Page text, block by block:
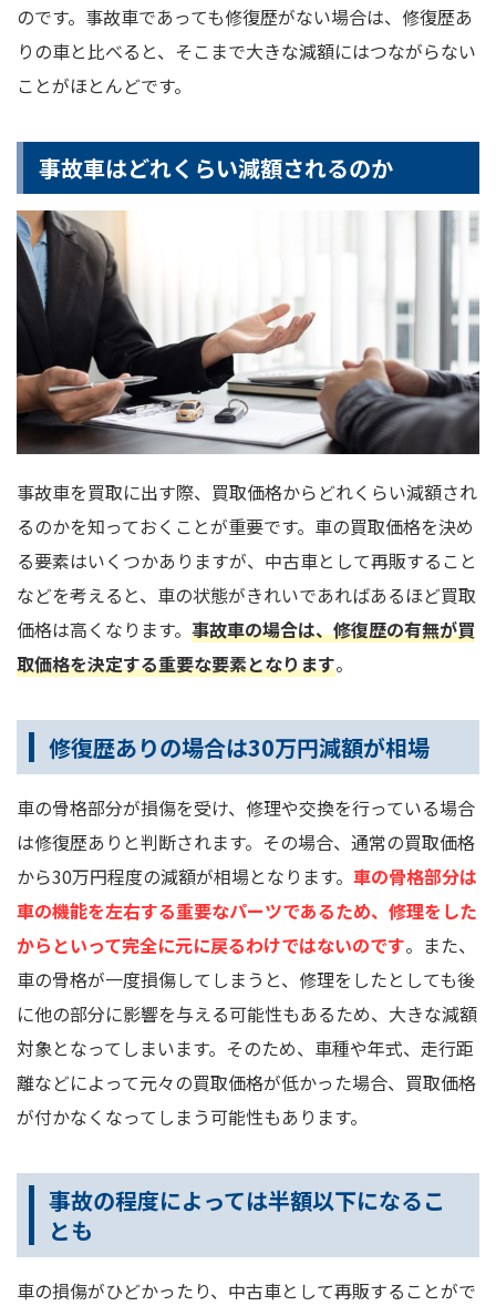
のです。事故車であっても修復歴がない場合は、修復歴あ
りの車と比べると、そこまで大きな減額にはつながらない
ことがほとんどです。
事故車はどれくらい減額されるのか
事故車を買取に出す際、買取価格からどれくらい減額され
るのかを知っておくことが重要です。車の買取価格を決め
る要素はいくつかありますが、中古車として再販すること
などを考えると、車の状態がきれいであればあるほど買取
価格は高くなります。 事故車の場合は、修復歴の有無が買
取価格を決定する重要な要素となります。
修復歴ありの場合は30万円減額が相場
車の骨格部分が損傷を受け、修理や交換を行っている場合
は修復歴ありと判断されます。その場合、通常の買取価格
から30万円程度の減額が相場となります。 車の骨格部分は
車の機能を左右する重要なパーツであるため、修理をした
からといって完全に元に戻るわけではないのです。また、
車の骨格が一度損傷してしまうと、修理をしたとしても後
に他の部分に影響を与える可能性もあるため、大きな減額
対象となってしまいます。そのため、車種や年式、走行距
離などによって元々の買取価格が低かった場合、買取価格
が付かなくなってしまう可能性もあります。
事故の程度によっては半額以下になるこ
とも
車の損傷がひどかったり、中古車として再販することがで